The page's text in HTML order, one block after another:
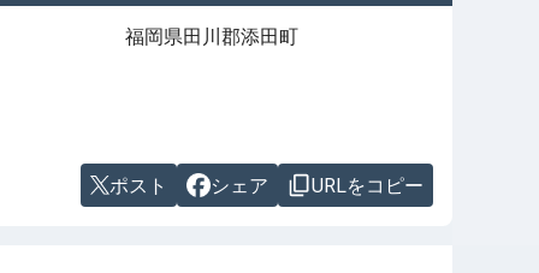
福岡県田川郡添田町
ポスト シェア URLをコピー